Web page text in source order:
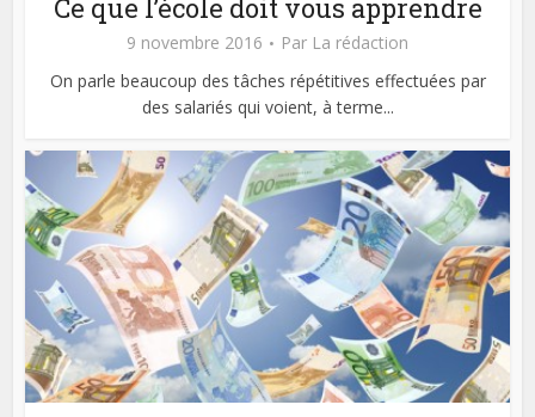
Ce que l’école doit vous apprendre
9 novembre 2016 Par La rédaction
On parle beaucoup des tâches répétitives effectuées par
des salariés qui voient, à terme...